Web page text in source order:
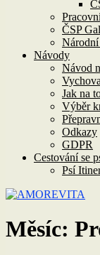
ČSP
Národní
Návody
Návod
Jak na
Výběr
Odkazy
GDPR
Cestování se
Psí
Měsíc: